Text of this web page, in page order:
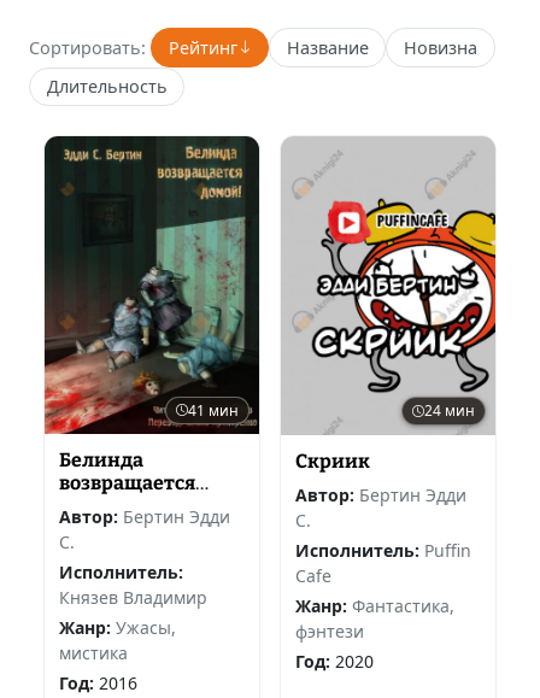
Сортировать: Рейтинг Название
Новизна
Длительность
41 мин
Белинда
возвращается
домой!
Автор: Бертин Эдди
С.
Исполнитель:
Князев Владимир
Жанр: Ужасы,
мистика
Год: 2016
24 мин
Скриик
Автор: Бертин Эдди
С.
Исполнитель: Puffin
Cafe
Жанр: Фантастика,
фэнтези
Год: 2020